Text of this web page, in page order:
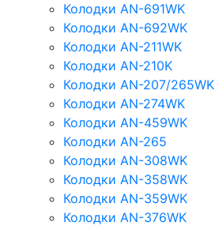
Колодки AN-691WK
Колодки AN-692WK
Колодки AN-211WK
Колодки AN-210K
Колодки AN-207/265WK
Колодки AN-274WK
Колодки AN-459WK
Колодки AN-265
Колодки AN-308WK
Колодки AN-358WK
Колодки AN-359WK
Колодки AN-376WK